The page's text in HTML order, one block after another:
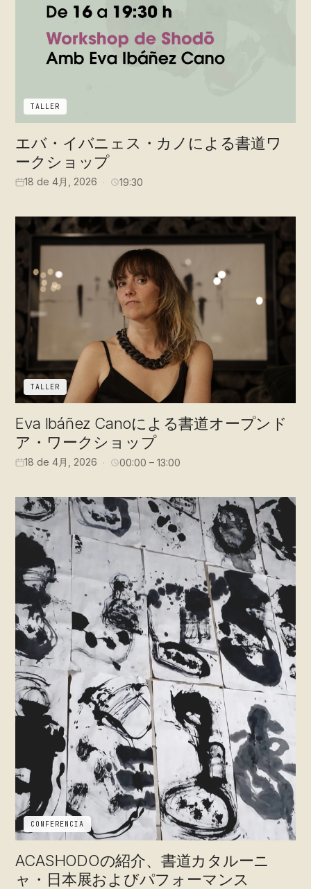
TALLER
エバ・イバニェス・カノによる書道ワ
ークショップ
18 de 4月, 2026 19:30
TALLER
Eva Ibáñez Canoによる書道オープンド
ア・ワークショップ
18 de 4月, 2026 00:00 – 13:00
CONFERENCIA
ACASHODOの紹介、書道カタルーニ
ャ・日本展およびパフォーマンス